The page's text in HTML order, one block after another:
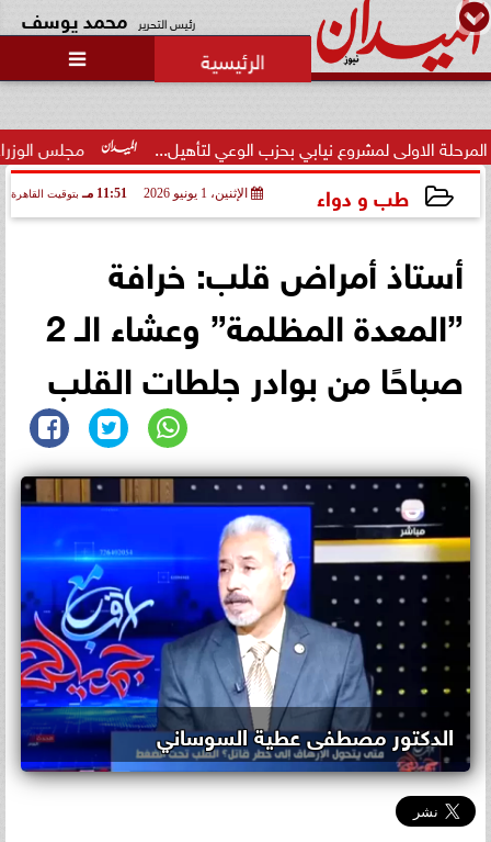
رئيس التحرير محمد يوسف

مجلس الوزراء يوافق لمشروع نيابي بحزب الوعي لتأهيل...
طب و دواء الإثنين، 1 يونيو 2026 11:51 مـ بتوقيت القاهرة
أستاذ أمراض قلب: خرافة
”المعدة المظلمة” وعشاء الـ 2
صباحًا من بوادر جلطات القلب
الدكتور مصطفى عطية السوساني